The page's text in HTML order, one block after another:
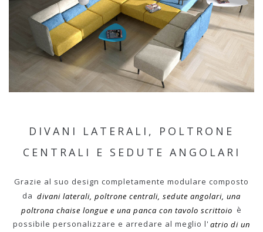
DIVANI LATERALI, POLTRONE
CENTRALI E SEDUTE ANGOLARI
Grazie al suo design completamente modulare composto
da divani laterali, poltrone centrali, sedute angolari, una
poltrona chaise longue e una panca con tavolo scrittoio è
possibile personalizzare e arredare al meglio l' atrio di un